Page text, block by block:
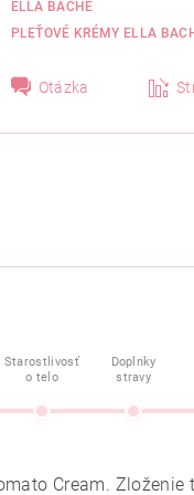
ELLA BACHÉ
PLEŤOVÉ KRÉMY ELLA
Otázka
Starostlivosť
o telo
Doplnky
stravy
Cream. Zloženie